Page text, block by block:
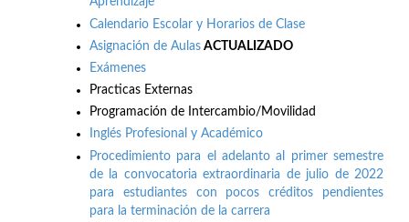
Calendario Escolar y Horarios de Clase
Asignación de Aulas ACTUALIZADO
Exámenes
Practicas Externas
Programación de Intercambio/Movilidad
Inglés Profesional y Académico
Procedimiento para el adelanto al primer semestre
de la convocatoria extraordinaria de julio de 2022
para estudiantes con pocos créditos pendientes
para la terminación de la carrera